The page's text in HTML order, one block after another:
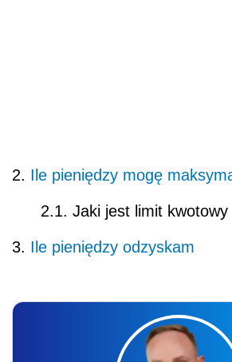
2. Ile pieniędzy mogę
2.1. Jaki jest limit kwotowy
3. Ile pieniędzy odzyskam